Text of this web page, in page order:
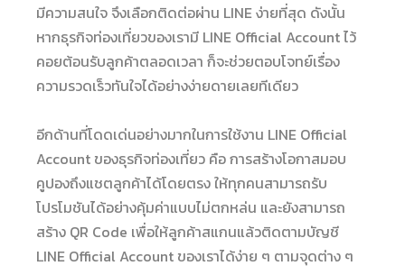
มีความสนใจ จึงเลือกติดต่อผ่าน LINE ง่ายที่สุด ดังนั้น
หากธุรกิจท่องเที่ยวของเรามี LINE Official Account ไว้
คอยต้อนรับลูกค้าตลอดเวลา ก็จะช่วยตอบโจทย์เรื่อง
ความรวดเร็วทันใจได้อย่างง่ายดายเลยทีเดียว
อีกด้านที่โดดเด่นอย่างมากในการใช้งาน LINE Official
Account ของธุรกิจท่องเที่ยว คือ การสร้างโอกาสมอบ
คูปองถึงแชตลูกค้าได้โดยตรง ให้ทุกคนสามารถรับ
โปรโมชันได้อย่างคุ้มค่าแบบไม่ตกหล่น และยังสามารถ
สร้าง QR Code เพื่อให้ลูกค้าสแกนแล้วติดตามบัญชี
LINE Official Account ของเราได้ง่าย ๆ ตามจุดต่าง ๆ